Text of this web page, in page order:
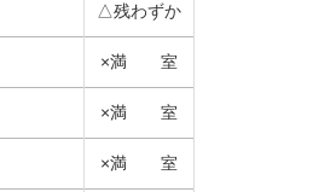
△残わずか
×満 室
×満 室
×満 室